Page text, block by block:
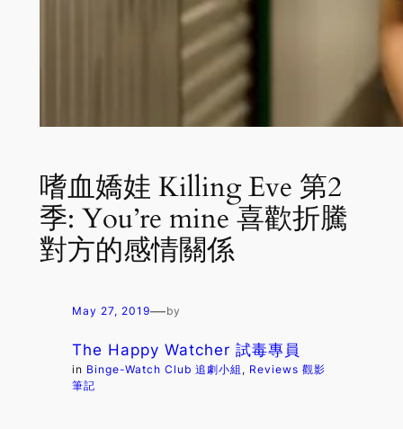
嗜血嬌娃 Killing Eve 第2
季: You’re mine 喜歡折騰
對方的感情關係
May 27, 2019—by
The Happy Watcher 試毒專員
in Binge-Watch Club 追劇小組 , Reviews 觀影
筆記